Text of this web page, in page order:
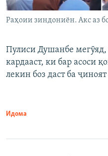
Раҳоии зиндониён. Акс аз
Пулиси Душанбе
кардааст, ки бар асоси
лекин боз даст ба
Идома